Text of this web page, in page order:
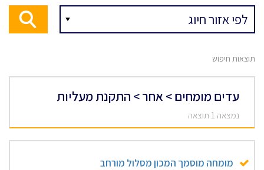
תוצאות חיפוש
עדים מומחים > אחר > התקנת מעליות
נמצאה 1 תוצאה
מומחה מוסמך המכון מסלול מורחב